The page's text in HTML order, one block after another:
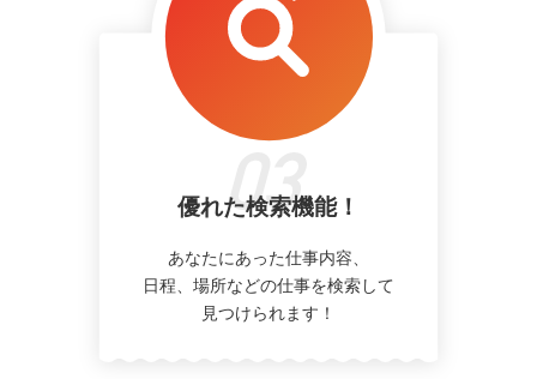
優れた検索機能！
あなたにあった仕事内容、
日程、場所などの仕事を検索して
見つけられます！